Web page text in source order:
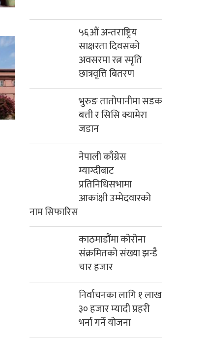
५६औं अन्तराष्ट्रिय
साक्षरता दिवसको
अवसरमा रत्न स्मृति
छात्रवृत्ति बितरण
भुरुङ तातोपानीमा सडक
बत्ती र सिसि क्यामेरा
जडान
नेपाली काँग्रेस
म्याग्दीबाट
प्रतिनिधिसभामा
आकांक्षी उम्मेदवारको
नाम सिफारिस
काठमाडौंमा कोरोना
संक्रमितको संख्या झन्डै
चार हजार
निर्वाचनका लागि १ लाख
३० हजार म्यादी प्रहरी
भर्ना गर्ने योजना